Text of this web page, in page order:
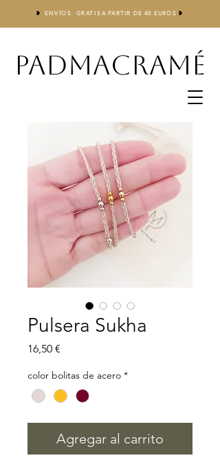
❥ ENVÍOS GRATIS A PARTIR DE 40 EUROS ❥
PADMACRAMÉ
Pulsera Sukha
16,50 €
color bolitas de acero *
Agregar al carrito